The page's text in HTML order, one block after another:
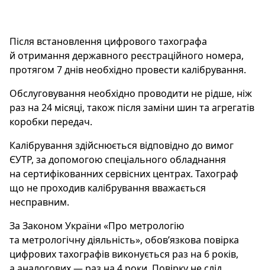
Після встановлення цифрового тахографа
й отримання державного реєстраційного номера,
протягом 7 днів необхідно провести калібрування.
Обслуговування необхідно проводити не рідше, ніж
раз на 24 місяці, також після заміни шин та агрегатів
коробки передач.
Калібрування здійснюється відповідно до вимог
ЄУТР, за допомогою спеціального обладнання
на сертифікованних сервісних центрах. Тахограф
що не проходив калібрування вважається
несправним.
За Законом України «Про метрологію
та метрологічну діяльність», обов’язкова повірка
цифрових тахографів виконується раз на 6 років,